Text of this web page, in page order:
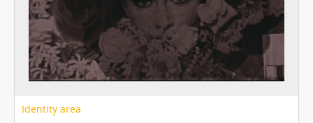
[Subseries] Muránská Zdychava
[Subseries] Meditace
[Subseries] O velikosti významu
[Subseries] Dead or Alive 2
[Subseries] Bílá skála
[Subseries] Lampyris
Identity area